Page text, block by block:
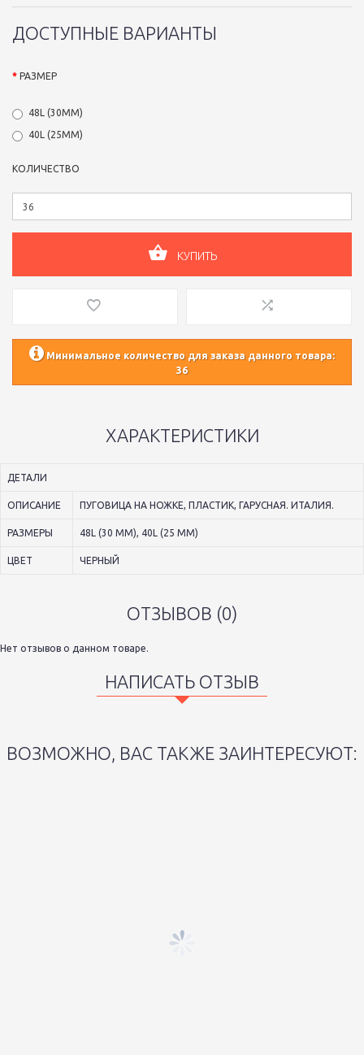
ДОСТУПНЫЕ ВАРИАНТЫ
РАЗМЕР
48L (30ММ)
40L (25ММ)
КОЛИЧЕСТВО
КУПИТЬ
Минимальное количество для заказа данного товара:
36
ХАРАКТЕРИСТИКИ
ДЕТАЛИ
ОПИСАНИЕ ПУГОВИЦА НА НОЖКЕ, ПЛАСТИК, ГАРУСНАЯ. ИТАЛИЯ.
РАЗМЕРЫ 48L (30 ММ), 40L (25 ММ)
ЦВЕТ ЧЕРНЫЙ
ОТЗЫВОВ (0)
Нет отзывов о данном товаре.
НАПИСАТЬ ОТЗЫВ
ВОЗМОЖНО, ВАС ТАКЖЕ ЗАИНТЕРЕСУЮТ: